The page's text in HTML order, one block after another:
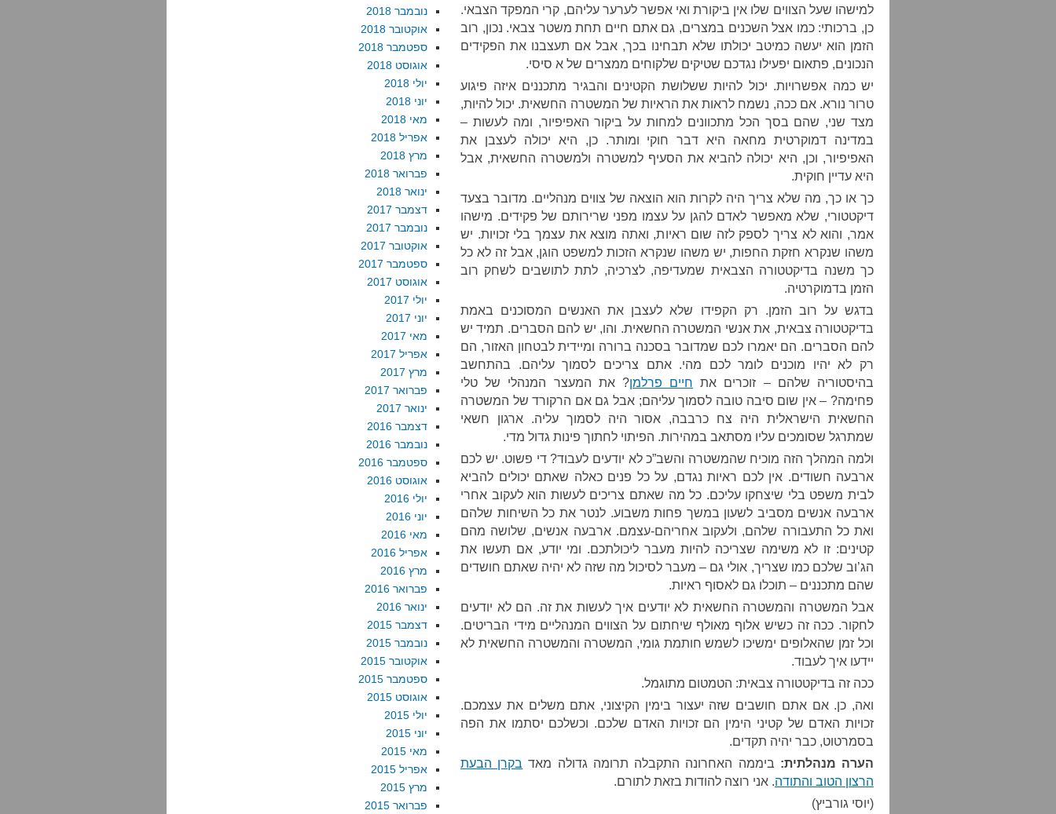
למישהו שעל הצווים שלו אין ביקורת ואי אפשר לערער עליהם, קרי המפקד הצבאי.
כן, ברכותי: כמו אצל השכנים במצרים, גם אתם חיים תחת משטר צבאי. נכון, רוב
הזמן הוא יעשה כמיטב יכולתו שלא תבחינו בכך, אבל אם תעצבנו את הפקידים
הנכונים, פתאום יפעילו נגדכם שטיקים שלקוחים ממצרים של א סיסי.
יש כמה אפשרויות. יכול להיות ששלושת הקטינים והבגיר מתכננים איזה פיגוע
טרור נורא. אם ככה, נשמח לראות את הראיות של המשטרה החשאית. יכול להיות,
מצד שני, שהם בסך הכל מתכוונים למחות על ביקור האפיפיור, ומה לעשות –
במדינה דמוקרטית מחאה היא דבר חוקי ומותר. כן, היא יכולה לעצבן את
האפיפיור, וכן, היא יכולה להביא את הסעיף למשטרה ולמשטרה החשאית, אבל
היא עדיין חוקית.
כך או כך, מה שלא צריך היה לקרות הוא הוצאה של צווים מנהליים. מדובר בצעד
דיקטטורי, שלא מאפשר לאדם להגן על עצמו מפני שרירותם של פקידים. מישהו
אמר, והוא לא צריך לספק לזה שום ראיות, ואתה מוצא את עצמך בלי זכויות. יש
משהו שנקרא חזקת החפות, יש משהו שנקרא הזכות למשפט הוגן, אבל זה לא כל
כך משנה בדיקטטורה הצבאית שמעדיפה, לצרכיה, לתת לתושבים לשחק רוב
הזמן בדמוקרטיה.
בדגש על רוב הזמן. רק הקפידו שלא לעצבן את האנשים המסוכנים באמת
בדיקטטורה צבאית, את אנשי המשטרה החשאית. והו, יש להם הסברים. תמיד יש
להם הסברים. הם יאמרו לכם שמדובר בסכנה ברורה ומיידית לבטחון האזור, הם
רק לא יהיו מוכנים לומר לכם מהי. אתם צריכים לסמוך עליהם. בהתחשב
בהיסטוריה שלהם – זוכרים את חיים פרלמן? את המעצר המנהלי של טלי
פחימה? – אין שום סיבה טובה לסמוך עליהם; אבל גם אם הרקורד של המשטרה
החשאית הישראלית היה צח כרבבה, אסור היה לסמוך עליה. ארגון חשאי
שמתרגל שסומכים עליו מסתאב במהירות. הפיתוי לחתוך פינות גדול מדי.
ולמה המהלך הזה מוכיח שהמשטרה והשב”כ לא יודעים לעבוד? די פשוט. יש לכם
ארבעה חשודים. אין לכם ראיות נגדם, על כל פנים כאלה שאתם יכולים להביא
לבית משפט בלי שיצחקו עליכם. כל מה שאתם צריכים לעשות הוא לעקוב אחרי
ארבעה אנשים מסביב לשעון במשך פחות משבוע. לנטר את כל השיחות שלהם
ואת כל התעבורה שלהם, ולעקוב אחריהם-עצמם. ארבעה אנשים, שלושה מהם
קטינים: זו לא משימה שצריכה להיות מעבר ליכולתכם. ומי יודע, אם תעשו את
הג’וב שלכם כמו שצריך, אולי גם – מעבר לסיכול מה שזה לא יהיה שאתם חושדים
שהם מתכננים – תוכלו גם לאסוף ראיות.
אבל המשטרה והמשטרה החשאית לא יודעים איך לעשות את זה. הם לא יודעים
לחקור. ככה זה כשיש אלוף מאולף שיחתום על הצווים המנהליים מידי הבריטים.
וכל זמן שהאלופים ימשיכו לשמש חותמת גומי, המשטרה והמשטרה החשאית לא
יידעו איך לעבוד.
ככה זה בדיקטטורה צבאית: הטמטום מתוגמל.
ואה, כן. אם אתם חושבים שזה יעצור בימין הקיצוני, אתם משלים את עצמכם.
זכויות האדם של קטיני הימין הם זכויות האדם שלכם. וכשלכם יסתמו את הפה
בסמרטוט, כבר יהיה תקדים.
הערה מנהלתית: ביממה האחרונה התקבלה תרומה גדולה מאד בקרן הבעת
הרצון הטוב והתודה. אני רוצה להודות בזאת לתורם.
(יוסי גורביץ)
נובמבר 2018
אוקטובר 2018
ספטמבר 2018
אוגוסט 2018
יולי 2018
יוני 2018
מאי 2018
אפריל 2018
מרץ 2018
פברואר 2018
ינואר 2018
דצמבר 2017
נובמבר 2017
אוקטובר 2017
ספטמבר 2017
אוגוסט 2017
יולי 2017
יוני 2017
מאי 2017
אפריל 2017
מרץ 2017
פברואר 2017
ינואר 2017
דצמבר 2016
נובמבר 2016
ספטמבר 2016
אוגוסט 2016
יולי 2016
יוני 2016
מאי 2016
אפריל 2016
מרץ 2016
פברואר 2016
ינואר 2016
דצמבר 2015
נובמבר 2015
אוקטובר 2015
ספטמבר 2015
אוגוסט 2015
יולי 2015
יוני 2015
מאי 2015
אפריל 2015
מרץ 2015
פברואר 2015